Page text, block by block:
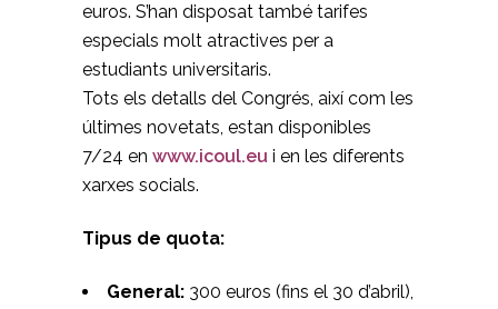
euros. S’han disposat també tarifes
especials molt atractives per a
estudiants universitaris.
Tots els detalls del Congrés, així com les
últimes novetats, estan disponibles
7/24 en www.icoul.eu i en les diferents
xarxes socials.
Tipus de quota:
General: 300 euros (fins el 30 d’abril),